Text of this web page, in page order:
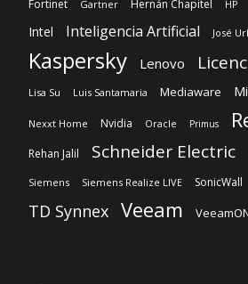
Fortinet Gartner Hernán Chapitel HP
Intel Inteligencia Artificial José
Kaspersky Lenovo
Lisa Su Luis Santamaria Mediaware
Nexxt Home Nvidia Oracle Primus
Rehan Jalil Schneider Electric
Siemens Siemens Realize LIVE SonicWall
TD Synnex Veeam